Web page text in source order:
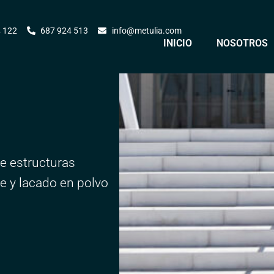
122 687 924 513 info@metulia.com
INICIO NOSOTROS
estructuras
y lacado en polvo